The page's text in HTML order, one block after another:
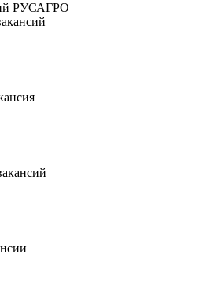
РУСАГРО